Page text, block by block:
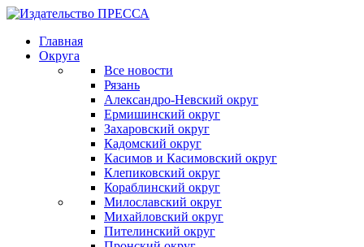
Главная
Округа
Все новости
Рязань
Александро-Невский округ
Ермишинский округ
Захаровский округ
Кадомский округ
Касимов и Касимовский округ
Клепиковский округ
Кораблинский округ
Милославский округ
Михайловский округ
Пителинский округ